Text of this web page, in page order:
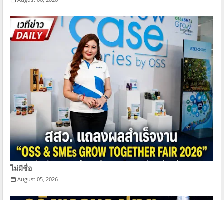
ไม่มีชื่อ
August 05, 2026